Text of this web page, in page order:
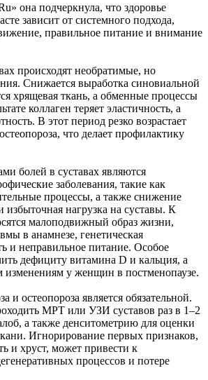
она подчеркнула, что здоровье
зависит от системного подхода,
правильное питание и внимание
происходят необратимые, но
Снижается выработка синовиальной
хрящевая ткань, а обменные процессы
коллаген теряет эластичность, а
В этот период резко возрастает
что делает профилактику
болей в суставах являются
заболевания, такие как
процессы, а также снижение
избыточная нагрузка на суставы. К
малоподвижный образ жизни,
в анамнезе, генетическая
и неправильное питание. Особое
дефициту витамина D и кальция, а
изменениям у женщин в постменопаузе.
и остеопороза является обязательной.
МРТ или УЗИ суставов раз в 1–2
а также денситометрию для оценки
Игнорирование первых признаков,
и хруст, может привести к
процессов и потере